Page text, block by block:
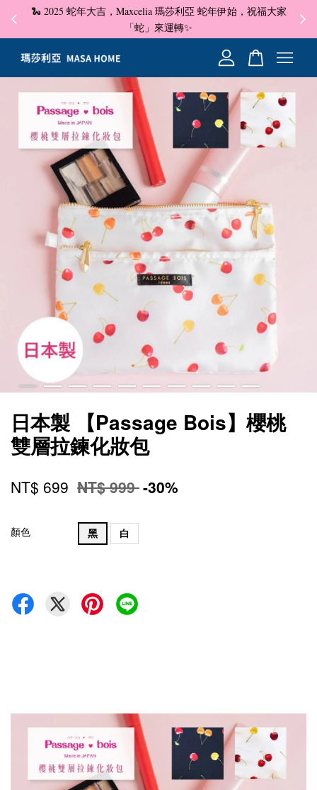
🐍 2025 蛇年大吉，Maxcelia 瑪莎利亞 蛇年伊始，祝福大家
「蛇」來運轉✨
✦
日本製 【Passage Bois】櫻桃
雙層拉鍊化妝包
NT$ 699 NT$ 999-30%
顏色 黑 白
您的購物車目前還是空的。
繼續購物